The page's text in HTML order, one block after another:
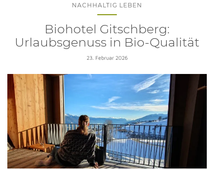
NACHHALTIG LEBEN
Biohotel Gitschberg:
Urlaubsgenuss in Bio-Qualität
23. Februar 2026